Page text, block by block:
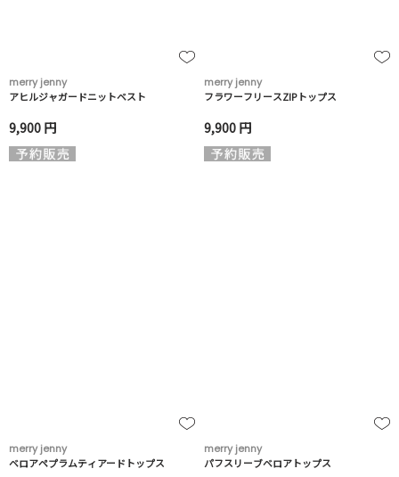
merry jenny
アヒルジャガードニットベスト
9,900 円
merry jenny
フラワーフリースZIPトップス
9,900 円
merry jenny
ベロアペプラムティアードトップス
merry jenny
パフスリーブベロアトップス